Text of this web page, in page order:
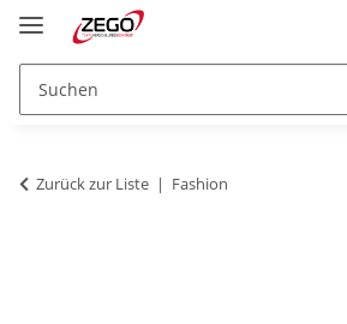
Zurück zur Liste Fashion